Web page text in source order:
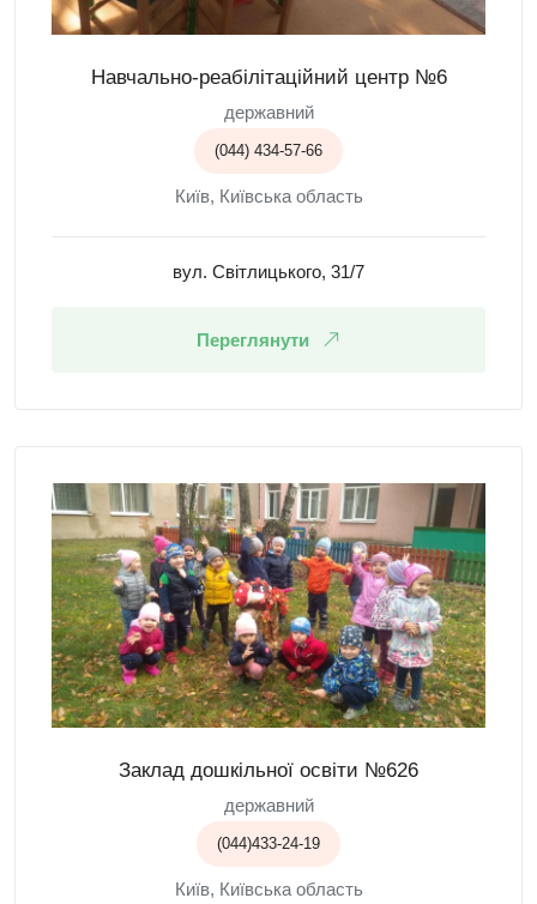
Навчально-реабілітаційний центр №6
державний
(044) 434-57-66
Київ, Київська область
вул. Світлицького, 31/7
Переглянути
Заклад дошкільної освіти №626
державний
(044)433-24-19
Київ, Київська область